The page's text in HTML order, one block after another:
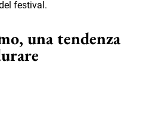
festival.
una tendenza